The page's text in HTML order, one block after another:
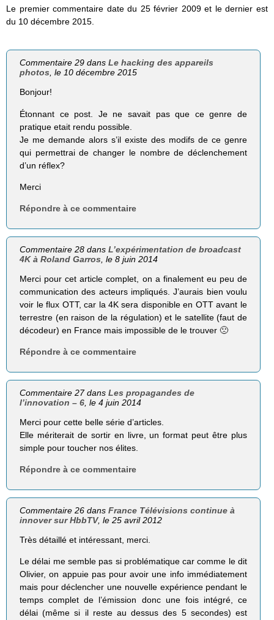
Le premier commentaire date du 25 février 2009 et le dernier est
du 10 décembre 2015.
Commentaire 29 dansLe hacking des appareils
photos, le 10 décembre 2015
Bonjour!
Étonnant ce post. Je ne savait pas que ce genre de
pratique etait rendu possible.
Je me demande alors s’il existe des modifs de ce genre
qui permettrai de changer le nombre de déclenchement
d’un réflex?
Merci
Répondre à ce commentaire
Commentaire 28 dansL’expérimentation de broadcast
4K à Roland Garros , le 8 juin 2014
Merci pour cet article complet, on a finalement eu peu de
communication des acteurs impliqués. J’aurais bien voulu
voir le flux OTT, car la 4K sera disponible en OTT avant le
terrestre (en raison de la régulation) et le satellite (faut de
décodeur) en France mais impossible de le trouver 🙁
Répondre à ce commentaire
Commentaire 27 dansLes propagandes de
l’innovation – 6 , le 4 juin 2014
Merci pour cette belle série d’articles.
Elle mériterait de sortir en livre, un format peut être plus
simple pour toucher nos élites.
Répondre à ce commentaire
Commentaire 26 dansFrance Télévisions continue à
innover sur HbbTV, le 25 avril 2012
Très détaillé et intéressant, merci.
Le délai me semble pas si problématique car comme le dit
Olivier, on appuie pas pour avoir une info immédiatement
mais pour déclencher une nouvelle expérience pendant le
temps complet de l’émission donc une fois intégré, ce
délai (même si il reste au dessus des 5 secondes) est